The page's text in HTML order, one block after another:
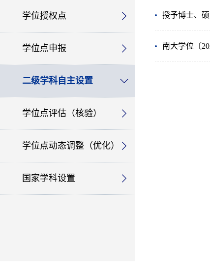
学位授权点
学位点申报
二级学科自主设置
学位点评估（核验）
学位点动态调整（优化）
国家学科设置
授予博士、
南大学位〔